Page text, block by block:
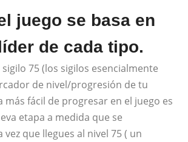
juego se basa en
de cada tipo.
75 (los sigilos esencialmente
de nivel/progresión de tu
más fácil de progresar en el juego es
etapa a medida que se
vez que llegues al nivel 75 ( un